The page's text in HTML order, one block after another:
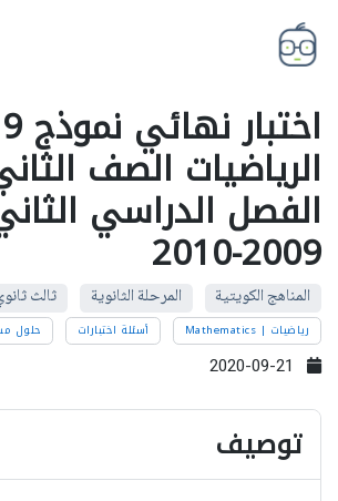
الرياضيات الصف
الفصل الدراسي
2009-2010
المناهج الكويتية المرحلة الثانوية ثالث
رياضيات | Mathematics أسئلة اختبارات حلول
توصيف